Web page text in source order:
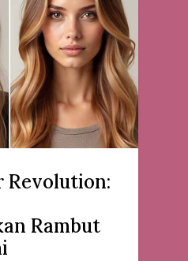
Revolution:
Rambut